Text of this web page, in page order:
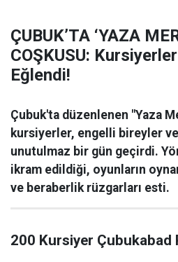
ÇUBUK’TA ‘YAZA
COŞKUSU:
Eğlendi!
Çubuk'ta düzenlenen "Yaza
kursiyerler, engelli bireyler
unutulmaz bir gün geçirdi.
ikram edildiği, oyunların
ve beraberlik rüzgarları esti.
200 Kursiyer Çubukabad